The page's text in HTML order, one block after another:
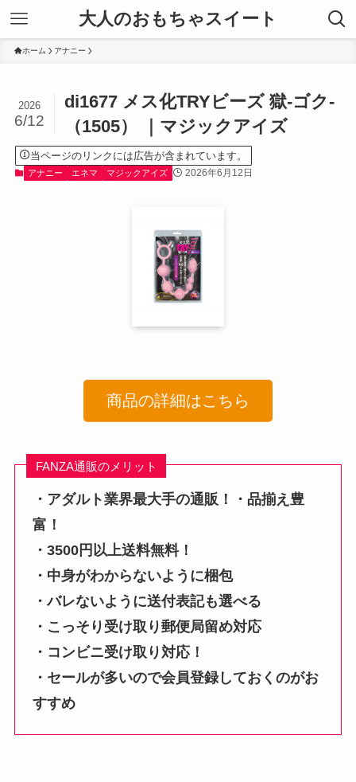
大人のおもちゃスイート
ホーム アナニー
di1677 メス化TRYビーズ 獄-ゴク-
（1505） ｜マジックアイズ
2026
6/12
当ページのリンクには広告が含まれています。
アナニー エネマ マジックアイズ 2026年6月12日
商品の詳細はこちら
FANZA通販のメリット
・アダルト業界最大手の通販！・品揃え豊
富！
・3500円以上送料無料！
・中身がわからないように梱包
・バレないように送付表記も選べる
・こっそり受け取り郵便局留め対応
・コンビニ受け取り対応！
・セールが多いので会員登録しておくのがお
すすめ